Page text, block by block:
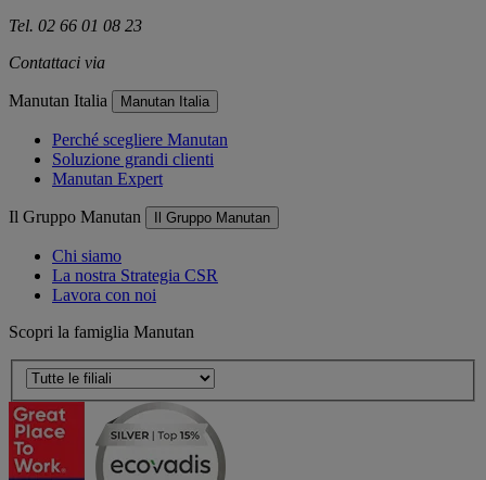
Tel. 02 66 01 08 23
Contattaci via
Manutan Italia Manutan Italia
Perché scegliere Manutan
Soluzione grandi clienti
Manutan Expert
Il Gruppo Manutan Il Gruppo Manutan
Chi siamo
La nostra Strategia CSR
Lavora con noi
Scopri la famiglia Manutan